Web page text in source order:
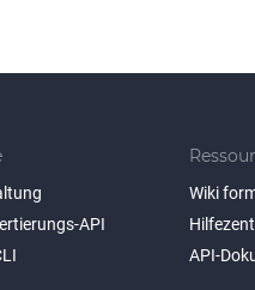
API
Wiki
API-